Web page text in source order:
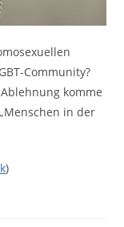
Community?
komme
in der
)